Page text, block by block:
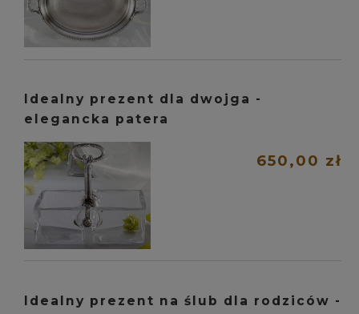
Idealny prezent dla dwojga -
elegancka patera
650,00 zł
Idealny prezent na ślub dla rodziców -